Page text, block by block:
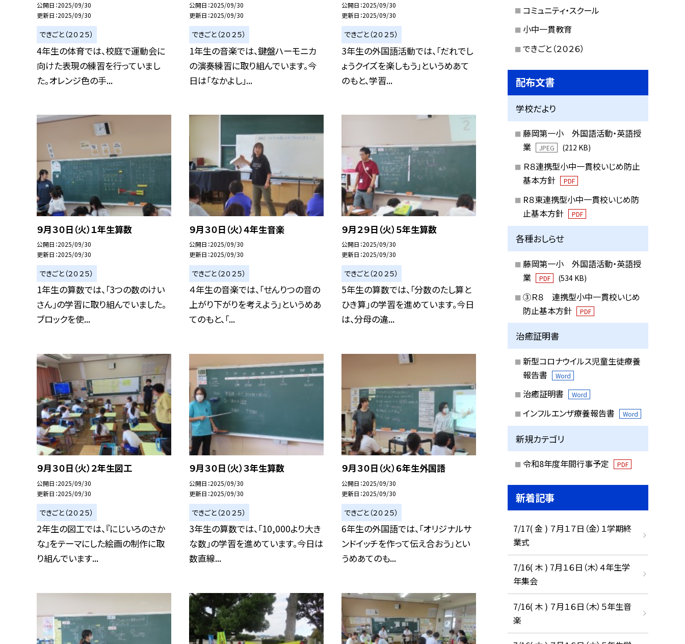
公開日 2025/09/30
更新日 2025/09/30
できごと（２０２５）
4年生の体育では、校庭で運動会に
向けた表現の練習を行っていまし
た。オレンジ色の手...
公開日 2025/09/30
更新日 2025/09/30
できごと（２０２５）
1年生の音楽では、鍵盤ハーモニカ
の演奏練習に取り組んでいます。今
日は「なかよし」...
公開日 2025/09/30
更新日 2025/09/30
できごと（２０２５）
3年生の外国語活動では、「だれでし
ょうクイズを楽しもう」というめあて
のもと、学習...
９月３０日（火）１年生算数
公開日 2025/09/30
更新日 2025/09/30
できごと（２０２５）
1年生の算数では、「3つの数のけい
さん」の学習に取り組んでいました。
ブロックを使...
９月３０日（火）４年生音楽
公開日 2025/09/30
更新日 2025/09/30
できごと（２０２５）
４年生の音楽では、「せんりつの音の
上がり下がりを考えよう」というめあ
てのもと、「...
９月２９日（火）５年生算数
公開日 2025/09/30
更新日 2025/09/30
できごと（２０２５）
5年生の算数では、「分数のたし算と
ひき算」の学習を進めています。今日
は、分母の違...
９月３０日（火）２年生図工
公開日 2025/09/30
更新日 2025/09/30
できごと（２０２５）
2年生の図工では、『にじいろのさか
な』をテーマにした絵画の制作に取
り組んでいます...
９月３０日（火）３年生算数
公開日 2025/09/30
更新日 2025/09/30
できごと（２０２５）
3年生の算数では、「10,000より大き
な数」の学習を進めています。今日は
数直線...
９月３０日（火）６年生外国語
公開日 2025/09/30
更新日 2025/09/30
できごと（２０２５）
6年生の外国語では、「オリジナルサ
ンドイッチを作って伝え合おう」とい
うめあてのも...
コミュニティ・スクール
小中一貫教育
できごと（２０２６）
配布文書
学校だより
藤岡第一小 外国語活動・英語授
業
JPEG (212 KB)
Ｒ８連携型小中一貫校いじめ防止
基本方針
PDF
R８東連携型小中一貫校いじめ防
止基本方針
PDF
各種おしらせ
藤岡第一小 外国語活動・英語授
業
PDF (534 KB)
③Ｒ８ 連携型小中一貫校いじめ
防止基本方針
PDF
治癒証明書
新型コロナウイルス児童生徒療養
報告書
Word
治癒証明書 Word
インフルエンザ療養報告書 Word
新規カテゴリ
令和8年度年間行事予定 PDF
新着記事
7/17( 金 ) ７月１７日（金）１学期終
業式
7/16( 木 ) 7月１６日（木）４年生学
年集会
7/16( 木 ) ７月１６日（木）５年生音
楽